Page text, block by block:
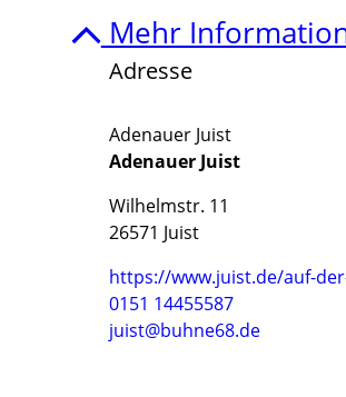
Mehr
Adresse
Adenauer Juist
Adenauer Juist
Wilhelmstr. 11
26571 Juist
https://www.juist.de/auf-
0151 14455587
juist@buhne68.de